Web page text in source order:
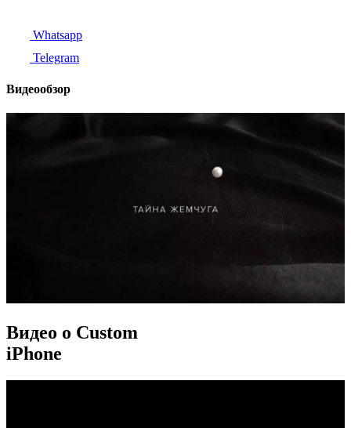
Whatsapp
Telegram
Видеообзор
Видео о Custom
iPhone